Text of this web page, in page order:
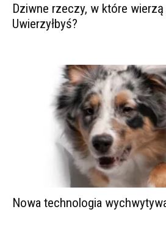
Dziwne rzeczy, w które wierzą
Uwierzyłbyś?
Nowa technologia